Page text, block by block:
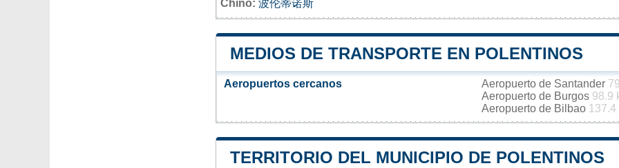
Chino: 波伦蒂诺斯
MEDIOS DE TRANSPORTE EN POLENTINOS
Aeropuertos cercanos Aeropuerto de Santander
Aeropuerto de Burgos 98.9
Aeropuerto de Bilbao 137.4
TERRITORIO DEL MUNICIPIO DE POLENTINOS